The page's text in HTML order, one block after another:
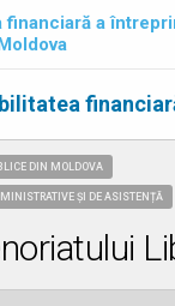
financiară a
DIN MOLDOVA
ȘI DE ASISTENȚĂ